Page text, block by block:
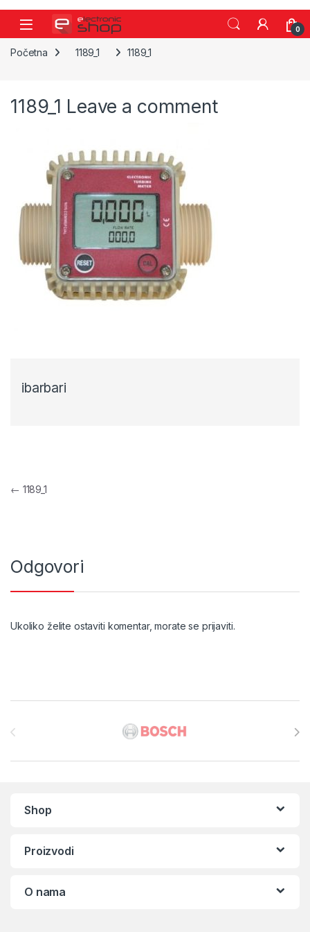
Skip to navigation
Skip to content
0
Početna 1189_1 1189_1
1189_1 Leave a comment
ibarbari
Navigacija objava
← 1189_1
Odgovori
Ukoliko želite ostaviti komentar, morate se prijaviti.
Shop
Proizvodi
O nama